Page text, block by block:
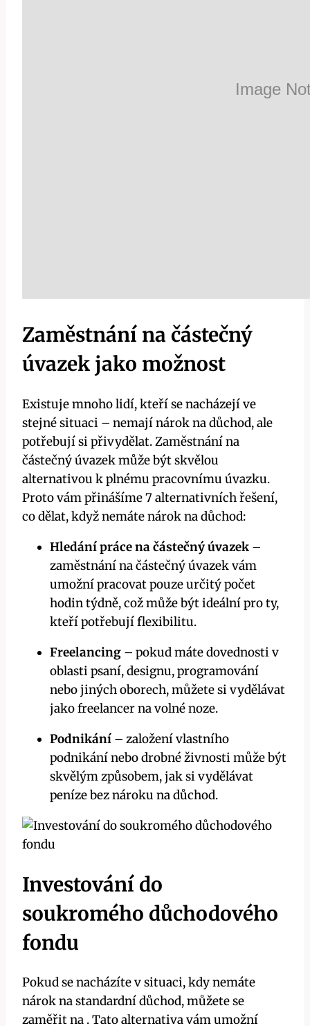
Zaměstnání na částečný
úvazek jako možnost
Existuje mnoho lidí, kteří se nacházejí ve
stejné situaci – nemají nárok na důchod, ale
potřebují si přivydělat. Zaměstnání na
částečný úvazek může být skvělou
alternativou k plnému pracovnímu úvazku.
Proto vám přinášíme 7 alternativních řešení,
co dělat, když nemáte nárok na důchod:
Hledání práce na částečný úvazek –
zaměstnání na částečný úvazek vám
umožní pracovat pouze určitý počet
hodin týdně, což může být ideální pro ty,
kteří potřebují flexibilitu.
Freelancing – pokud máte dovednosti v
oblasti psaní, designu, programování
nebo jiných oborech, můžete si vydělávat
jako freelanсer na volné noze.
Podnikání – založení vlastního
podnikání nebo drobné živnosti může být
skvělým způsobem, jak si vydělávat
peníze bez nároku na důchod.
Investování do
soukromého důchodového
fondu
Pokud se nacházíte v situaci, kdy nemáte
nárok na standardní důchod, můžete se
zaměřit na . Tato alternativa vám umožní